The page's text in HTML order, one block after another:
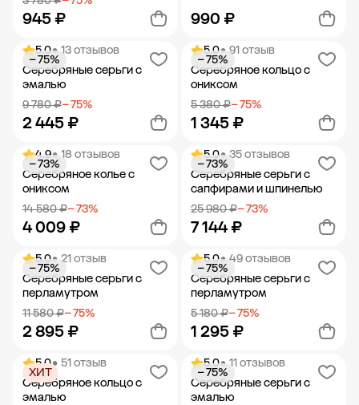
945 ₽
Добавить в корзину
990 ₽
Добавить в корзину
5.0• 13 отзывов
Серебряные серьги с
эмалью
9 780 ₽− 75%
2 445 ₽
− 75%
Добавить в корзину
5.0• 91 отзыв
Серебряное кольцо с
ониксом
5 380 ₽− 75%
1 345 ₽
− 75%
Добавить в корзину
4.9• 18 отзывов
Серебряное колье с
ониксом
14 580 ₽− 73%
4 009 ₽
− 73%
Добавить в корзину
5.0• 35 отзывов
Серебряные серьги с
сапфирами и шпинелью
25 980 ₽− 73%
7 144 ₽
− 73%
Добавить в корзину
5.0• 21 отзыв
Серебряные серьги с
перламутром
11 580 ₽− 75%
2 895 ₽
− 75%
Добавить в корзину
5.0• 49 отзывов
Серебряные серьги с
перламутром
5 180 ₽− 75%
1 295 ₽
− 75%
Добавить в корзину
5.0• 51 отзыв
Серебряное кольцо с
эмалью
ХИТ
5.0• 11 отзывов
Серебряные серьги с
эмалью
− 75%